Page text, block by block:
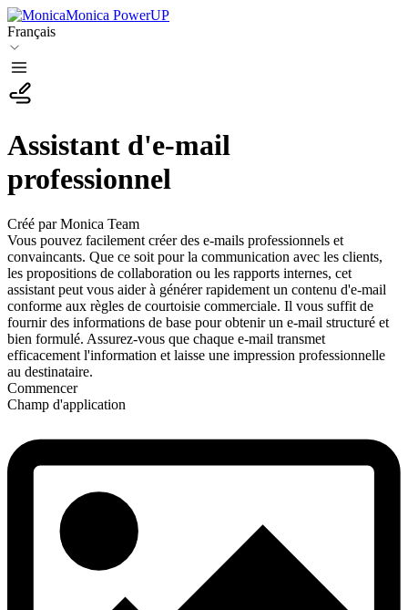
Monica PowerUP
Français
Assistant d'e-mail
professionnel
Créé par Monica Team
Vous pouvez facilement créer des e-mails professionnels et
convaincants. Que ce soit pour la communication avec les clients,
les propositions de collaboration ou les rapports internes, cet
assistant peut vous aider à générer rapidement un contenu d'e-mail
conforme aux règles de courtoisie commerciale. Il vous suffit de
fournir des informations de base pour obtenir un e-mail structuré et
bien formulé. Assurez-vous que chaque e-mail transmet
efficacement l'information et laisse une impression professionnelle
au destinataire.
Commencer
Champ d'application